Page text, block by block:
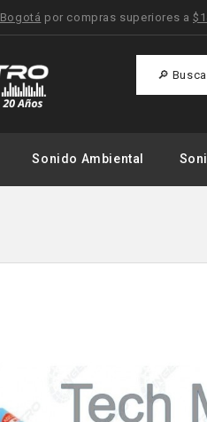
Bogotá por compras superiores a
Sonido Ambiental